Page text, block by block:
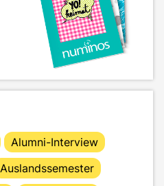
Alumni-Interview
Auslandssemester